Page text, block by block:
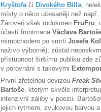
Kryštofa či Divokého Billa,
místy o něco učesaněji než
Zároveň však rodokmen FruFru,
účastí frontmana Václava
mimochodem po smrti Josefa
naživo výborně), zůstal
přístupnost širšímu publiku zde
v porovnání s takovými
První zřetelnou devizou Freak
Bartoše, kterým skvěle
intenzivní záliby v poezii.
jejich rytmem, zvukovou barvou